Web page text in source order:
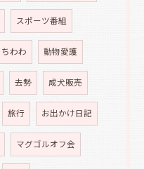
スポーツ番組
ちわわ 動物愛護
去勢 成犬販売
旅行 お出かけ日記
マグゴルオフ会